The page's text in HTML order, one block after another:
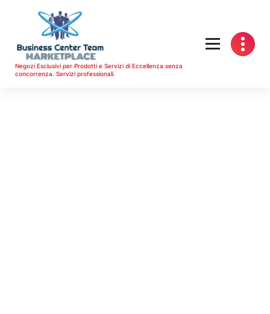
contenuto
Negozi Esclusivi per Prodotti e Servizi di Eccellenza senza
concorrenza. Servizi professionali.